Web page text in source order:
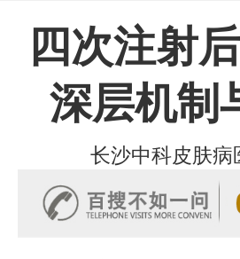
四次注射
深层机制
长沙中科皮肤病